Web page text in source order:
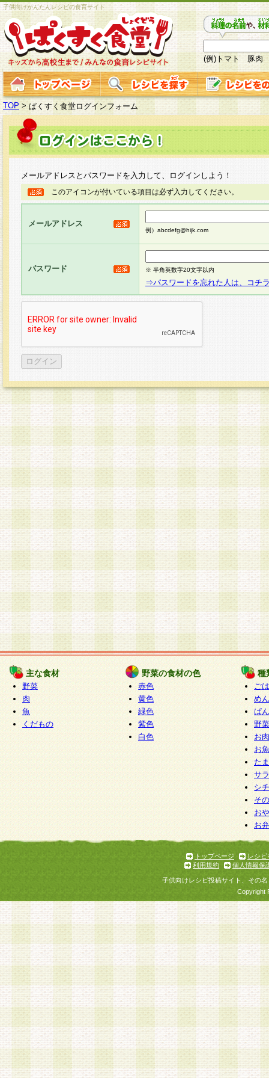
子供向けかんたんレシピの食育サイト
(例)トマト 豚肉
TOP > ぱくすく食堂ログインフォーム
メールアドレスとパスワードを入力して、ログインしよう！
このアイコンが付いている項目は必ず入力してください。
メールアドレス
例）abcdefg@hijk.com
パスワード ※ 半角英数字20文字以内
⇒パスワードを忘れた人は、コチ
主な食材
野菜
肉
魚
くだもの
野菜の食材の色
赤色
黄色
緑色
紫色
白色
種
ご
めん
ぱん
野
お
お
た
サ
シ
そ
お
お
トップページ
レシピ
利用規約
個人情報保
子供向けレシピ投稿サイト、その
Copyright